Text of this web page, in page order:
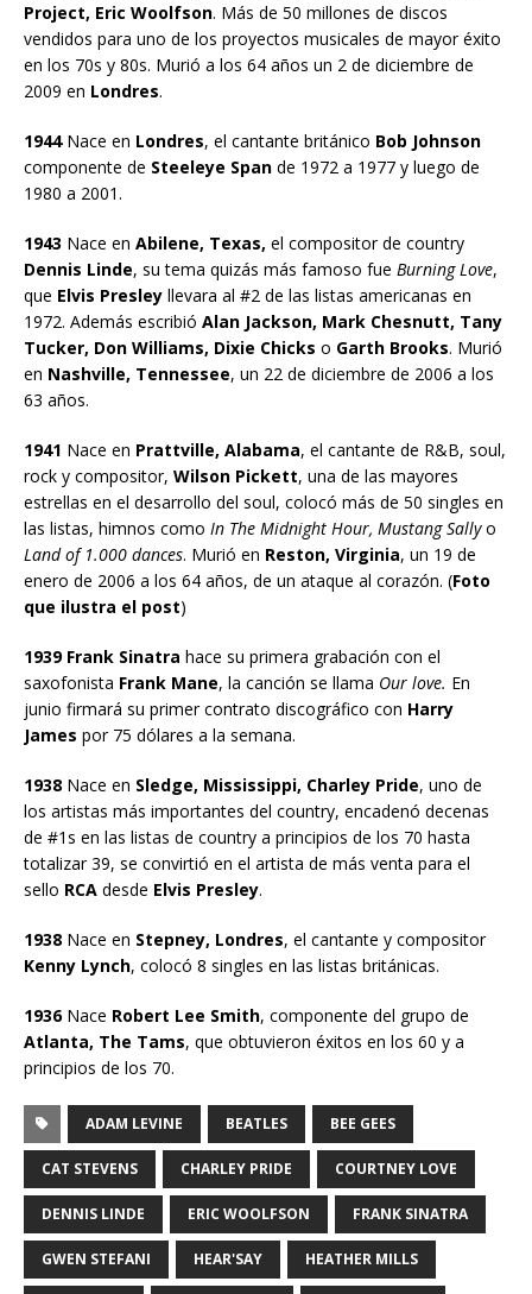
Project, Eric Woolfson. Más de 50 millones de discos
vendidos para uno de los proyectos musicales de mayor éxito
en los 70s y 80s. Murió a los 64 años un 2 de diciembre de
2009 en Londres.
1944Nace en Londres, el cantante británico Bob Johnson
componente de Steeleye Span de 1972 a 1977 y luego de
1980 a 2001.
1943 Nace en Abilene, Texas, el compositor de country
Dennis Linde, su tema quizás más famoso fue Burning Love,
que Elvis Presley llevara al #2 de las listas americanas en
1972. Además escribió Alan Jackson, Mark Chesnutt, Tany
Tucker, Don Williams, Dixie Chicks o Garth Brooks. Murió
en Nashville, Tennessee, un 22 de diciembre de 2006 a los
63 años.
1941 Nace en Prattville, Alabama, el cantante de R&B, soul,
rock y compositor, Wilson Pickett, una de las mayores
estrellas en el desarrollo del soul, colocó más de 50 singles en
las listas, himnos como In The Midnight Hour, Mustang Sallyo
Land of 1.000 dances. Murió en Reston, Virginia, un 19 de
enero de 2006 a los 64 años, de un ataque al corazón. (Foto
que ilustra el post)
1939 Frank Sinatra hace su primera grabación con el
saxofonista Frank Mane, la canción se llama Our love. En
junio firmará su primer contrato discográfico con Harry
James por 75 dólares a la semana.
1938 Nace en Sledge, Mississippi, Charley Pride, uno de
los artistas más importantes del country, encadenó decenas
de #1s en las listas de country a principios de los 70 hasta
totalizar 39, se convirtió en el artista de más venta para el
sello RCA desde Elvis Presley.
1938 Nace en Stepney, Londres, el cantante y compositor
Kenny Lynch, colocó 8 singles en las listas británicas.
1936Nace Robert Lee Smith, componente del grupo de
Atlanta, The Tams, que obtuvieron éxitos en los 60 y a
principios de los 70.
ADAM LEVINE BEATLES BEE GEES
CAT STEVENS CHARLEY PRIDE COURTNEY LOVE
DENNIS LINDE ERIC WOOLFSON FRANK SINATRA
GWEN STEFANI HEAR'SAY HEATHER MILLS